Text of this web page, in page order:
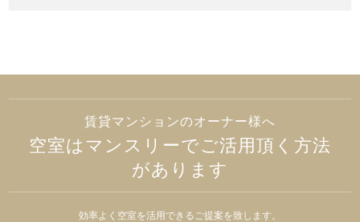
賃貸マンションのオーナー様へ
空室はマンスリーでご活用頂く方法
があります
効率よく空室を活用できるご提案を致します。